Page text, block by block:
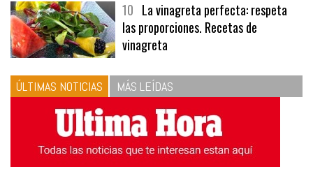
10 La vinagreta perfecta: respeta
las proporciones. Recetas de
vinagreta
ÚLTIMAS NOTICIAS MÁS LEÍDAS